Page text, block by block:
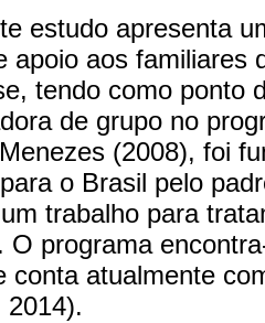
estudo apresenta
apoio aos familiares
tendo como ponto
de grupo no
(2008), foi
o Brasil pelo
trabalho para
O programa
conta atualmente
2014).